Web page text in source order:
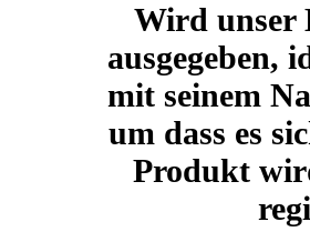
Wird unser
ausgegeben,
mit seinem
um dass es
Produkt